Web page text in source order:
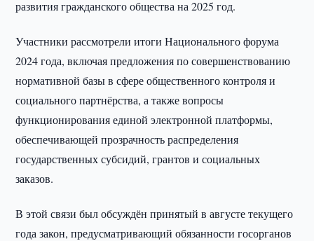
развития гражданского общества на 2025 год.
Участники рассмотрели итоги Национального форума
2024 года, включая предложения по совершенствованию
нормативной базы в сфере общественного контроля и
социального партнёрства, а также вопросы
функционирования единой электронной платформы,
обеспечивающей прозрачность распределения
государственных субсидий, грантов и социальных
заказов.
В этой связи был обсуждён принятый в августе текущего
года закон, предусматривающий обязанности госорганов